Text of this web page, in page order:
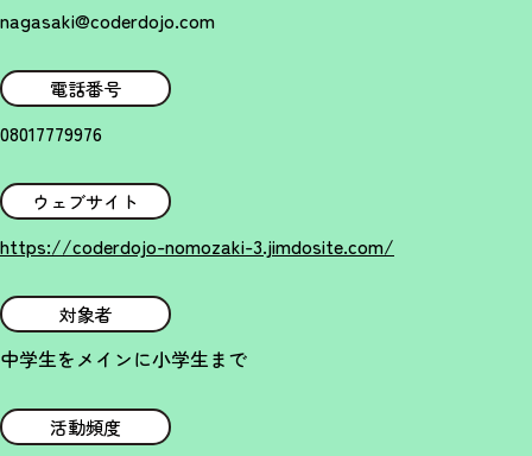
nagasaki@coderdojo.com
電話番号
08017779976
ウェブサイト
https://coderdojo-nomozaki-3.jimdosite.com/
対象者
中学生をメインに小学生まで
活動頻度